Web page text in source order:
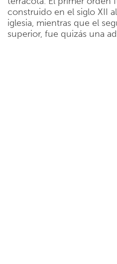
construido en el siglo XII
iglesia, mientras que el
superior, fue quizás una